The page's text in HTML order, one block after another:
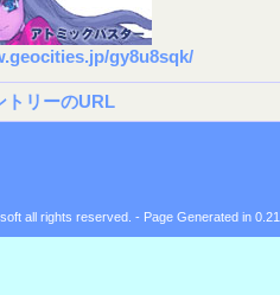
gy8u8sqk/
トリーのURL
all rights reserved. - Page Generated in